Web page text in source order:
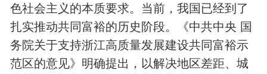
色社会主义的本质要求。当前，我国已经到了
扎实推动共同富裕的历史阶段。《中共中央 国
务院关于支持浙江高质量发展建设共同富裕示
范区的意见》明确提出，以解决地区差距、城